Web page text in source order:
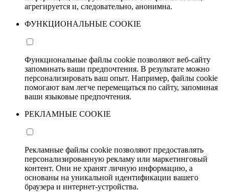
агрегируется и, следовательно, анонимна.
ФУНКЦИОНАЛЬНЫЕ COOKIE
Функциональные файлы cookie позволяют веб-сайту
запоминать ваши предпочтения. В результате можно
персонализировать ваш опыт. Например, файлы cookie
помогают вам легче перемещаться по сайту, запоминая
ваши языковые предпочтения.
РЕКЛАМНЫЕ COOKIE
Рекламные файлы cookie позволяют предоставлять
персонализированную рекламу или маркетинговый
контент. Они не хранят личную информацию, а
основаны на уникальной идентификации вашего
браузера и интернет-устройства.